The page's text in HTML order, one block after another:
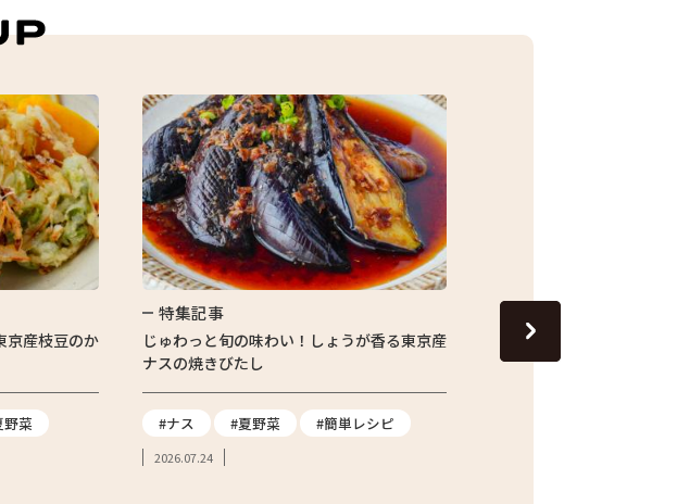
京産枝豆のか
野菜
特集記事
じゅわっと旬の味わい！しょうが香る東京産
ナスの焼きびたし
#ナス #夏野菜 #簡単レシピ
2026.07.24
13代目の跡継ぎが守り続
青梅市の「東京富の里